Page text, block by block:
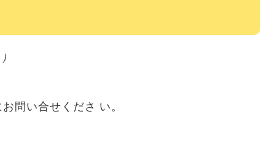
問い合せくださ い。